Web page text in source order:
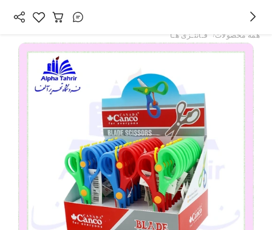
همه محصولات/ فـانتـزی هـا